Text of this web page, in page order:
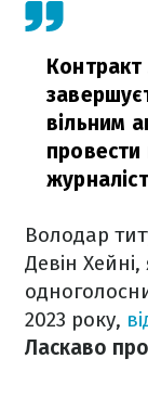
вільним
провести
Володар
Девін
2023 року,
Ласкаво